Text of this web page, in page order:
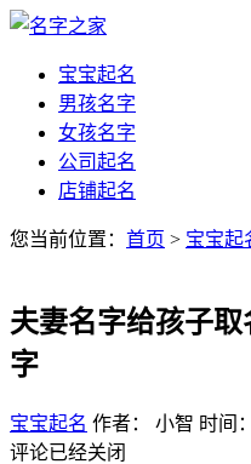
宝宝起名
男孩名字
女孩名字
公司起名
店铺起名
您当前位置： 首页 > 宝宝起
夫妻名字给孩子
字
宝宝起名 作者： 小智 时间
评论已经关闭